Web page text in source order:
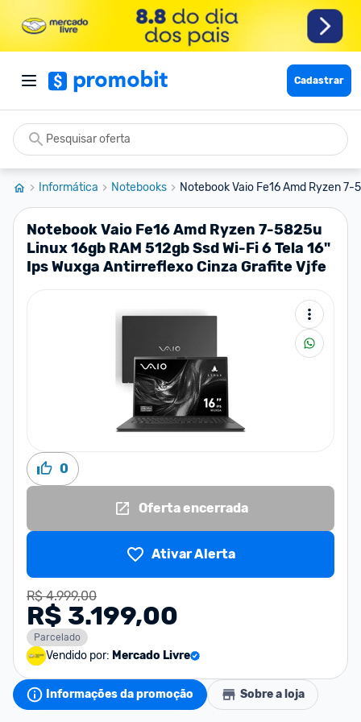
Cadastrar
Informática Notebooks Notebook Vaio Fe16 Amd Ryzen 7-
Notebook Vaio Fe16 Amd Ryzen 7-5825u
Linux 16gb RAM 512gb Ssd Wi-Fi 6 Tela 16"
Ips Wuxga Antirreflexo Cinza Grafite Vjfe
0
Oferta encerrada
Ativar Alerta
R$ 4.999,00
R$ 3.199,00
Parcelado
Vendido por: Mercado Livre
Informações da promoção Sobre a loja